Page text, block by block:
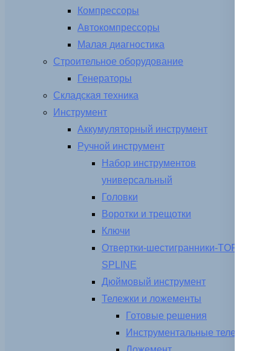
Компрессоры
Автокомпрессоры
Малая диагностика
Строительное оборудование
Генераторы
Складская техника
Инструмент
Аккумуляторный инструмент
Ручной инструмент
Набор инструментов
универсальный
Головки
Воротки и трещотки
Ключи
Отвертки-шестигранники-TORX-
SPLINE
Дюймовый инструмент
Тележки и ложементы
Готовые решения
Инструментальные тележки